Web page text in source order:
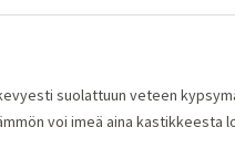
suolattuun veteen
voi imeä aina kastikkeesta